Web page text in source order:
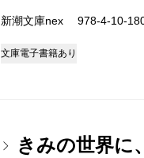
新潮文庫nex 978-4-10-
文庫電子書籍あり
きみの世界に